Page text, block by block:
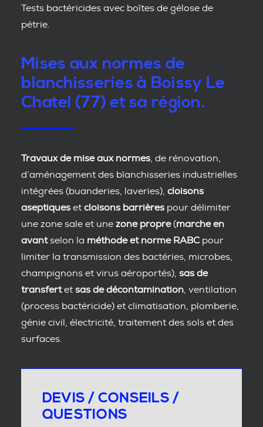
Tests bactéricides avec boîtes de gélose de
pétrie.
Mises aux normes de
blanchisseries à Boissy Le
Chatel (77) et sa région.
Travaux de mise aux normes , de rénovation,
d’aménagement des blanchisseries industrielles
intégrées (buanderies, laveries), cloisons
aseptiques et cloisons barrières pour délimiter
une zone sale et une zone propre(marche en
avantselon la méthode et norme RABCpour
limiter la transmission des bactéries, microbes,
champignons et virus aéroportés), sas de
transfertet sas de décontamination , ventilation
(process bactéricide) et climatisation, plomberie,
génie civil, électricité, traitement des sols et des
surfaces.
DEVIS / CONSEILS /
QUESTIONS